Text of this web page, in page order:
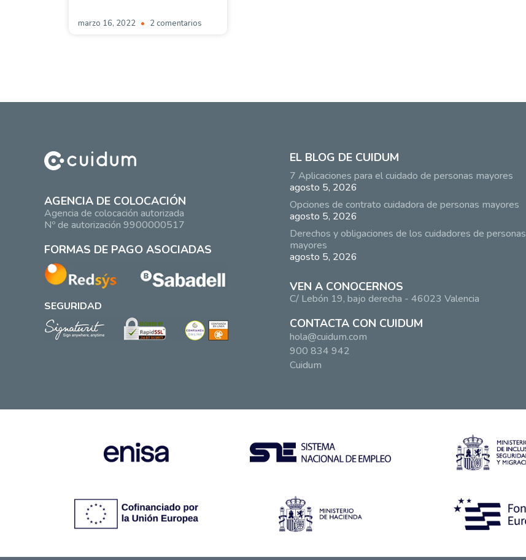
marzo 16, 2022 2 comentarios
AGENCIA DE COLOCACIÓN
Agencia de colocación autorizada
Nº de autorización 9900000517
FORMAS DE PAGO ASOCIADAS
SEGURIDAD
EL BLOG DE CUIDUM
7 Aplicaciones para el cuidado de personas mayores
agosto 5, 2026
Opciones de contrato cuidadora de personas mayores
agosto 5, 2026
Derechos y obligaciones de los cuidadores de personas
mayores
agosto 5, 2026
VEN A CONOCERNOS
C/ Lebón 19, bajo derecha - 46023 Valencia
CONTACTA CON CUIDUM
hola@cuidum.com
900 834 942
Cuidum